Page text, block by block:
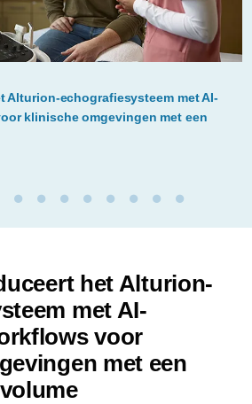
Alturion-echografiesysteem met AI-
klinische omgevingen met een
het Alturion-
met AI-
voor
met een